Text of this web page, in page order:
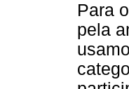
Para
pela